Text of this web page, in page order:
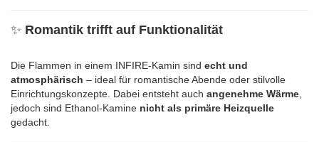
✨ Romantik trifft auf Funktionalität
Die Flammen in einem INFIRE-Kamin sind echt und
atmosphärisch – ideal für romantische Abende oder stilvolle
Einrichtungskonzepte. Dabei entsteht auch angenehme Wärme
jedoch sind Ethanol-Kamine nicht als primäre Heizquelle
gedacht.